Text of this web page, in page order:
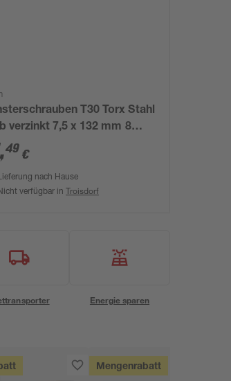
T30 Torx Stahl
verzinkt 7,5 x 132 mm 8
,49 €
nach Hause
verfügbar in Troisdorf
Energie sparen
Mengenrabatt